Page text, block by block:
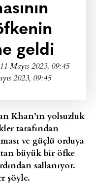
geldi
11 Mayıs 2023, 09:45
2023, 09:45
Khan’ın yolsuzluk
tarafından
ve güçlü orduya
büyük bir öfke
sallanıyor.
şöyle.